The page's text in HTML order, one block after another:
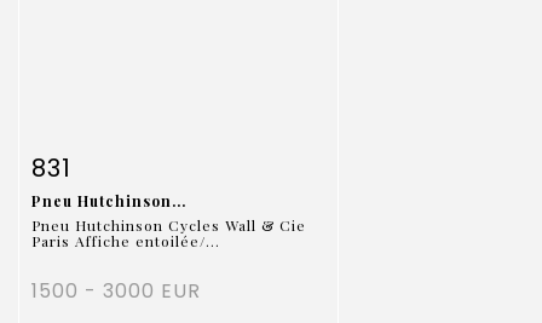
Fiche détaillée
831
Pneu Hutchinson...
Pneu Hutchinson Cycles Wall & Cie
Paris Affiche entoilée/...
1500 - 3000 EUR